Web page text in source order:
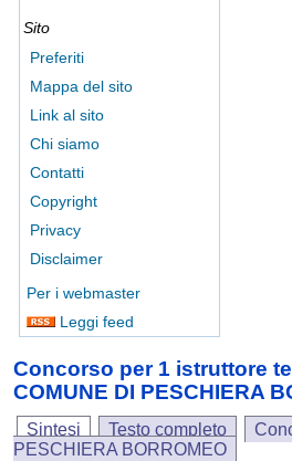
Sito
Preferiti
Mappa del sito
Link al sito
Chi siamo
Contatti
Copyright
Privacy
Disclaimer
Per i webmaster
Leggi feed
Concorso per 1 istruttore
COMUNE DI PESCHIERA
Sintesi Testo completo
PESCHIERA BORROMEO